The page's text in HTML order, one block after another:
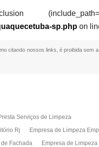
sp.php on
citando nossos links, é proibida sem
Serviços de Limpeza
Rj
Empresa de Limpeza
Fachada
Empresa de